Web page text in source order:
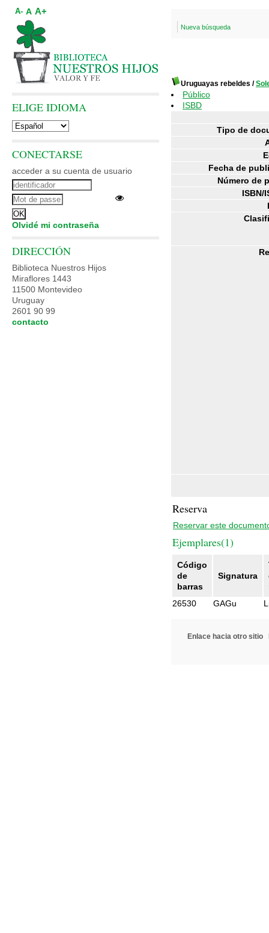
Nueva búsqueda
Uruguayas rebeldes /
Público
ISBD
Tipo de
Fecha de
Número de
ISBN/
Reserva
Reservar este
Ejemplares(1)
Código
de
barras
Signatura
26530
GAGu
Enlace hacia otro sitio
A- A A+
ELIGE IDIOMA
CONECTARSE
acceder a su cuenta de usuario
Olvidé mi contraseña
DIRECCIÓN
Biblioteca Nuestros Hijos
Miraflores 1443
11500 Montevideo
Uruguay
2601 90 99
contacto